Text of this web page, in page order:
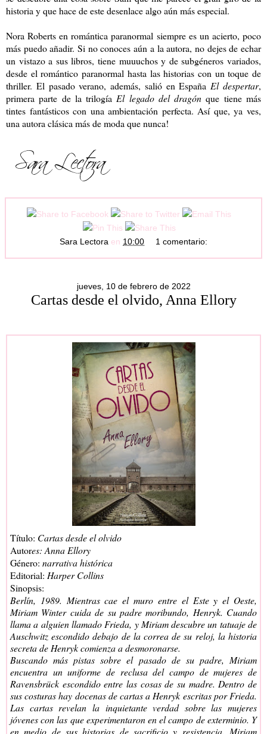
historia y que hace de este desenlace algo aún más especial.
Nora Roberts en romántica paranormal siempre es un acierto, poco
más puedo añadir. Si no conoces aún a la autora, no dejes de echar
un vistazo a sus libros, tiene muuuchos y de subgéneros variados,
desde el romántico paranormal hasta las historias con un toque de
thriller. El pasado verano, además, salió en España El despertar,
primera parte de la trilogía El legado del dragón que tiene más
tintes fantásticos con una ambientación perfecta. Así que, ya ves,
una autora clásica más de moda que nunca!
Sara Lectora en 10:00 1 comentario:
jueves, 10 de febrero de 2022
Cartas desde el olvido, Anna Ellory
Título: Cartas desde el olvido
Autores: Anna Ellory
Género: narrativa histórica
Editorial: Harper Collins
Sinopsis:
Berlín, 1989. Mientras cae el muro entre el Este y el Oeste,
Miriam Winter cuida de su padre moribundo, Henryk. Cuando
llama a alguien llamado Frieda, y Miriam descubre un tatuaje de
Auschwitz escondido debajo de la correa de su reloj, la historia
secreta de Henryk comienza a desmoronarse.
Buscando más pistas sobre el pasado de su padre, Miriam
encuentra un uniforme de reclusa del campo de mujeres de
Ravensbrück escondido entre las cosas de su madre. Dentro de
sus costuras hay docenas de cartas a Henryk escritas por Frieda.
Las cartas revelan la inquietante verdad sobre las mujeres
jóvenes con las que experimentaron en el campo de exterminio. Y
en medio de sus historias de sacrificio y resistencia, Miriam